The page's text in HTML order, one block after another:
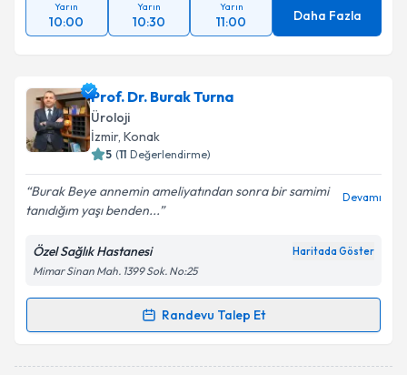
Yarın
10:00
Yarın
10:30
Yarın
11:00 Daha Fazla
Prof. Dr. Burak Turna
Üroloji
İzmir, Konak
5 (11 Değerlendirme)
Burak Beye annemin ameliyatından sonra bir samimi
tanıdığım yaşı benden...
Devamı
Özel Sağlık Hastanesi Haritada Göster
Mimar Sinan Mah. 1399 Sok. No:25
Randevu Talep Et
Randevu Takvimi Talebi